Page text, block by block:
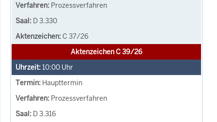
Prozessverfahren
D 3.330
C 37/26
Aktenzeichen C 39/26
10:00 Uhr
Haupttermin
Prozessverfahren
D 3.316